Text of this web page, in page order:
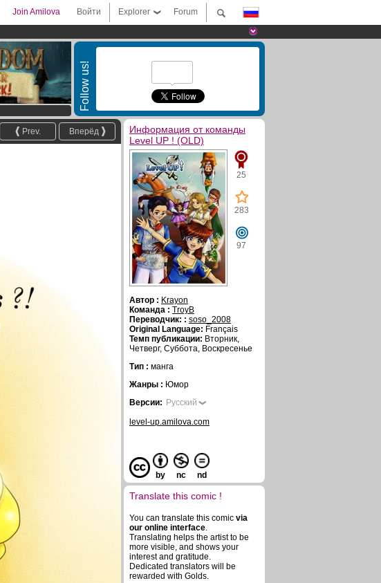
Forum
Explorer
Войти
Join Amilova
Follow us!
Вперёд
Prev.
Информация от команды
Level UP ! (OLD)
25
283
97
Автор : Krayon
Команда : TroyB
Переводчик: : soso_2008
Original Language: Français
Темп публикации: Вторник,
Четверг, Суббота, Воскресенье
Тип : манга
Жанры : Юмор
Версии: Русский
level-up.amilova.com
by nc nd
Translate this comic !
You can translate this comic via
our online interface.
Translating helps the artist to be
more visible, and shows your
interest and gratitude.
Dedicated translators will be
rewarded with Golds.